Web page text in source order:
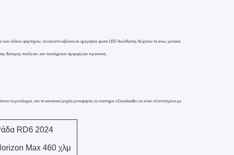
άλλων φορτηγών, το κλειστό κιβώτιο,τα ημερήσια φώτα LED διείσδυσης δείχνουν το άνω, μεσαία
δύναμης τονίζεται, και ταυτόχρονα όμορφη και πρακτική.
περιτύλιγμα, και το κανονικό μοχλό μεταφοράς,το σύστημα εξακολουθεί να είναι εξοπλισμένο με
RD6 2024
Max 460 χλμ